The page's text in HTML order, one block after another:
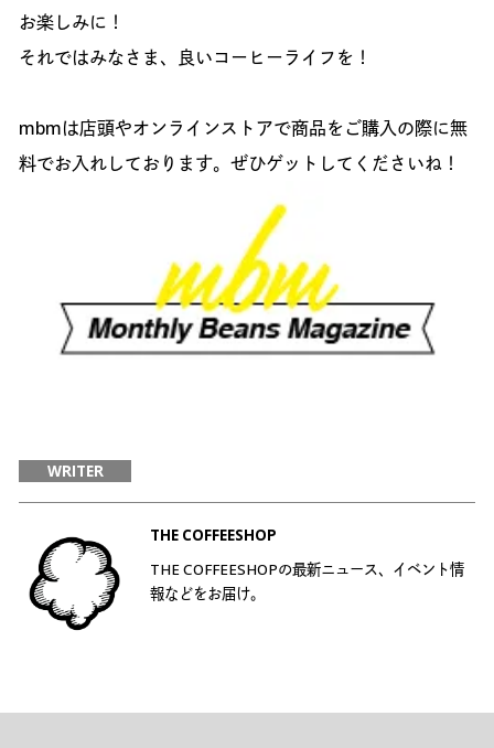
お楽しみに！
それではみなさま、良いコーヒーライフを！
mbmは店頭やオンラインストアで商品をご購入の際に無
料でお入れしております。ぜひゲットしてくださいね！
WRITER
THE COFFEESHOP
THE COFFEESHOPの最新ニュース、イベント情
報などをお届け。